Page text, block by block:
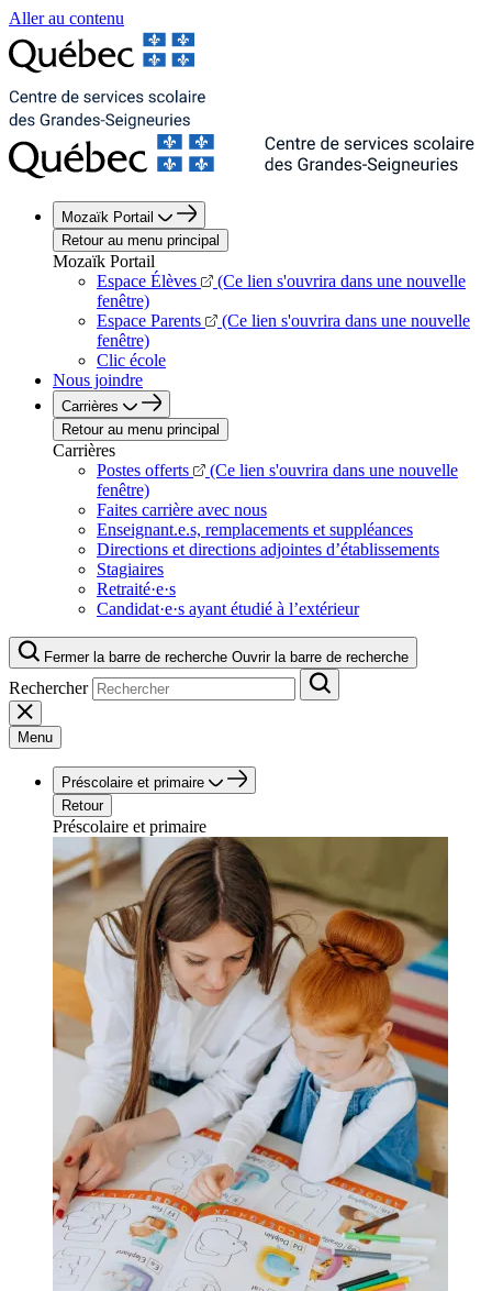
Aller au contenu
Mozaïk Portail
Retour au menu principal
Mozaïk Portail
Espace Élèves
(Ce lien s'ouvrira dans une nouvelle
fenêtre)
Espace Parents
(Ce lien s'ouvrira dans une nouvelle
fenêtre)
Clic école
Nous joindre
Carrières
Retour au menu principal
Carrières
Postes offerts
(Ce lien s'ouvrira dans une nouvelle
fenêtre)
Faites carrière avec nous
Enseignant.e.s, remplacements et suppléances
Directions et directions adjointes d’établissements
Stagiaires
Retraité·e·s
Candidat·e·s ayant étudié à l’extérieur
Fermer la barre de recherche Ouvrir la barre de recherche
Rechercher
Menu
Préscolaire et primaire
Retour
Préscolaire et primaire